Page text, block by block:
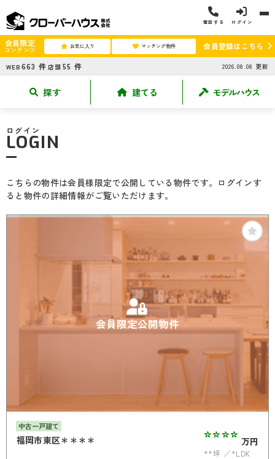
電話する ログイン
会員限定
コンテンツ お気に入り マッチング物件 会員登録はこちら
WEB 663 件 店頭 55 件 2026.08.08 更新
探す 建てる モデルハウス
ログイン
LOGIN
こちらの物件は会員様限定で公開している物件です。ログインす
ると物件の詳細情報がご覧いただけます。
会員限定公開物件
中古一戸建て
福岡市東区＊＊＊＊ **** 万円
**坪
*LDK